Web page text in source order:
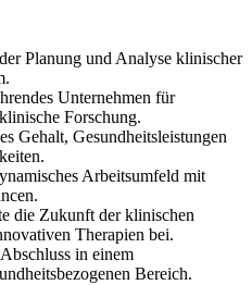
Planung und Analyse klinischer
Unternehmen für
Forschung.
Gehalt, Gesundheitsleistungen
Arbeitsumfeld mit
die Zukunft der klinischen
Therapien bei.
in einem
Bereich.